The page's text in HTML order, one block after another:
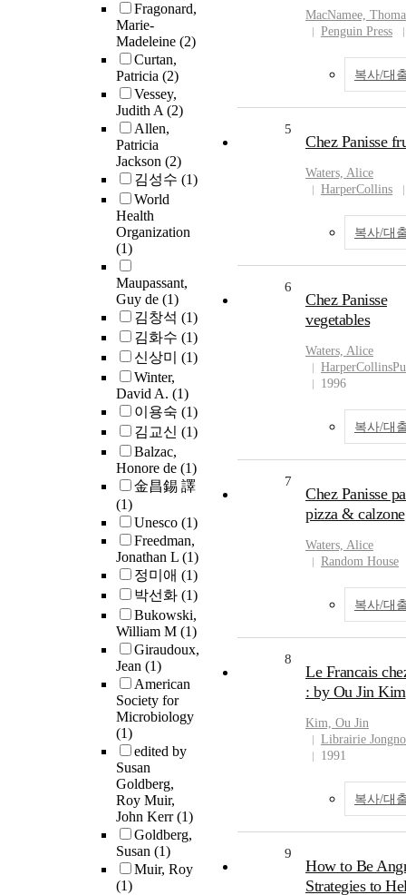
Fragonard,
Marie-
Madeleine (2)
Curtan,
Patricia (2)
Vessey,
Judith A(2)
Allen,
Patricia
Jackson (2)
김성수 (1)
World
Health
Organization
(1)
Maupassant,
Guy de (1)
김창석 (1)
김화수 (1)
신상미 (1)
Winter,
David A. (1)
이용숙 (1)
김교신 (1)
Balzac,
Honore de (1)
金昌錫 譯
(1)
Unesco (1)
Freedman,
Jonathan L (1)
정미애 (1)
박선화 (1)
Bukowski,
William M (1)
Giraudoux,
Jean (1)
American
Society for
Microbiology
(1)
edited by
Susan
Goldberg,
Roy Muir,
John Kerr(1)
Goldberg,
Susan (1)
Muir, Roy
(1)
MacNamee,
Penguin Press
복사/대
5
Chez Panisse
Waters, Alice
HarperCollins
복사/대
6
Chez Panisse
vegetables
Waters, Alice
1996
복사/대
7
Chez Panisse
pizza & calzone
Waters, Alice
Random House
복사/대
8
Le Francais
: by Ou Jin Kim
Kim, Ou Jin
Librairie Jongno
1991
복사/대
9
How to Be
Strategies to